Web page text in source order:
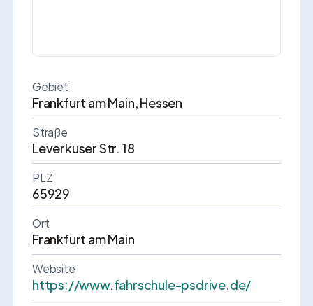
Gebiet
Frankfurt am Main, Hessen
Straße
Leverkuser Str. 18
PLZ
65929
Ort
Frankfurt am Main
Website
https://www.fahrschule-psdrive.de/